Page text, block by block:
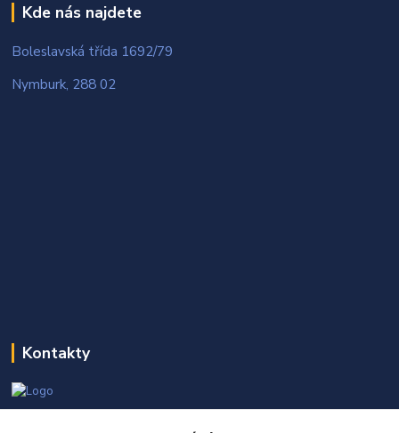
Kde nás najdete
Boleslavská třída 1692/79
Nymburk, 288 02
Kontakty